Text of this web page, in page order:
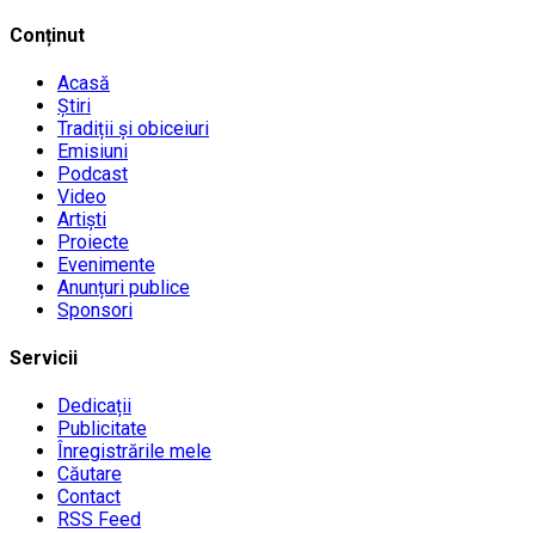
Conținut
Acasă
Știri
Tradiții și obiceiuri
Emisiuni
Podcast
Video
Artiști
Proiecte
Evenimente
Anunțuri publice
Sponsori
Servicii
Dedicații
Publicitate
Înregistrările mele
Căutare
Contact
RSS Feed